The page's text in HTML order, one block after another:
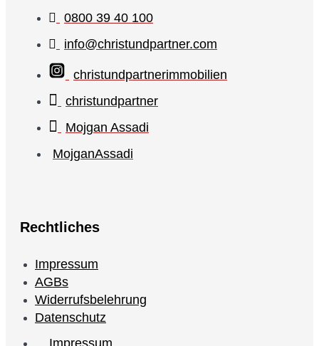
0800 39 40 100
info@christundpartner.com
christundpartnerimmobilien
christundpartner
Mojgan Assadi
MojganAssadi
Rechtliches
Impressum
AGBs
Widerrufsbelehrung
Datenschutz